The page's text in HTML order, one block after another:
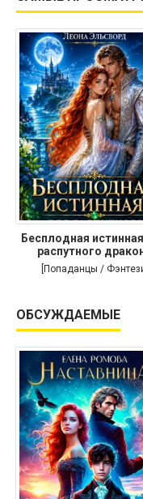
Бесплодная
распутного
[Попаданцы /
ОБСУЖДАЕМЫЕ